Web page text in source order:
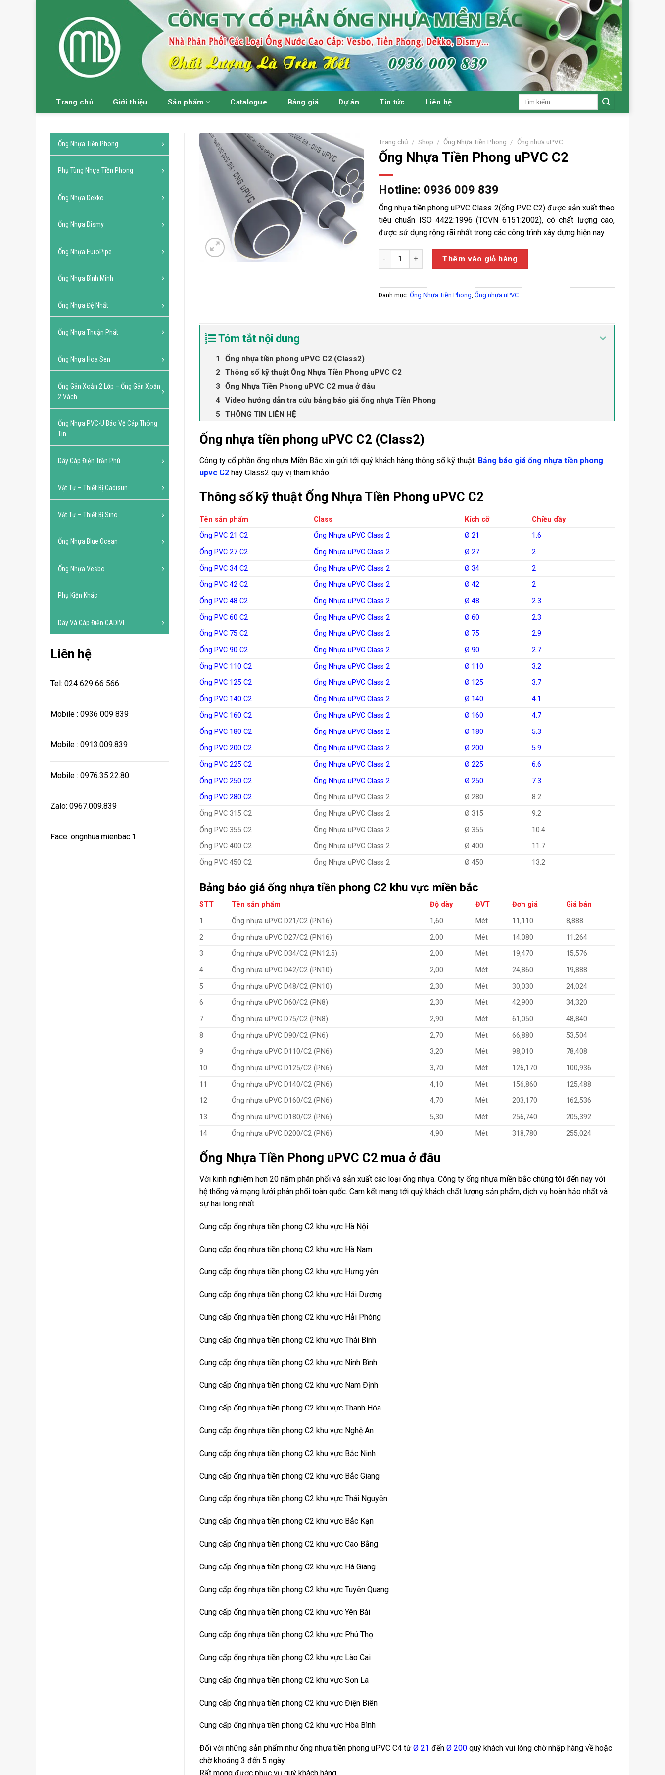
Trang chủ Giới thiệu Sản phẩm Catalogue Bảng giá Dự án Tin tức Liên hệ
Tìm
Ống Nhựa Tiền Phong
Phụ Tùng Nhựa Tiền Phong
Ống Nhựa Dekko
Ống Nhựa Dismy
Ống Nhựa EuroPipe
Ống Nhựa Bình Minh
Ống Nhựa Đệ Nhất
Ống Nhựa Thuận Phát
Ống Nhựa Hoa Sen
Ống Gân Xoắn 2 Lớp – Ống Gân Xoắn
2 Vách
Ống Nhựa PVC-U Bảo Vệ Cáp Thông
Tin
Dây Cáp Điện Trần Phú
Vật Tư – Thiết Bị Cadisun
Vật Tư – Thiết Bị Sino
Ống Nhựa Blue Ocean
Ống Nhựa Vesbo
Phụ Kiện Khác
Dây Và Cáp Điện CADIVI
Liên hệ
Tel: 024 629 66 566
Mobile : 0936 009 839
Mobile : 0913.009.839
Mobile : 0976.35.22.80
Zalo: 0967.009.839
Face: ongnhua.mienbac.1
Trang chủ / Shop / Ống Nhựa Tiền Phong / Ống nhựa uPVC
Ống Nhựa Tiền Phong uPVC C2
Hotline: 0936 009 839
Ống nhựa tiền phong uPVC Class 2(ống PVC C2) được sản xuất theo
tiêu chuẩn ISO 4422:1996 (TCVN 6151:2002), có chất lượng cao,
được sử dụng rộng rãi nhất trong các công trình xây dựng hiện nay.
Ống Nhựa Tiền Phong uPVC C2 số lượng
Thêm vào giỏ hàng
Danh mục:Ống Nhựa Tiền Phong ,Ống nhựa uPVC
Tóm tắt nội dung
Ống nhựa tiền phong uPVC C2 (Class2)
Thông số kỹ thuật Ống Nhựa Tiền Phong uPVC C2
Ống Nhựa Tiền Phong uPVC C2 mua ở đâu
Video hướng dẫn tra cứu bảng báo giá ống nhựa Tiền Phong
THÔNG TIN LIÊN HỆ
Ống nhựa tiền phong uPVC C2 (Class2)
Công ty cổ phần ống nhựa Miền Bắc xin gửi tới quý khách hàng thông số kỹ thuật. Bảng báo giá ống nhựa tiền phong
upvc C2 hay Class2 quý vị tham khảo.
Thông số kỹ thuật Ống Nhựa Tiền Phong uPVC C2
Tên sản phẩm Class Kích cỡ
Chiều dầy
Ống PVC 21 C2
Ống Nhựa uPVC Class 2 Ø 21
1.6
Ống PVC 27 C2
Ống Nhựa uPVC Class 2 Ø 27
2
Ống PVC 34 C2
Ống Nhựa uPVC Class 2 Ø 34
2
Ống PVC 42 C2
Ống Nhựa uPVC Class 2 Ø 42
2
Ống PVC 48 C2
Ống Nhựa uPVC Class 2 Ø 48
2.3
Ống PVC 60 C2
Ống Nhựa uPVC Class 2 Ø 60
2.3
Ống PVC 75 C2
Ống Nhựa uPVC Class 2 Ø 75
2.9
Ống PVC 90 C2
Ống Nhựa uPVC Class 2 Ø 90
2.7
Ống PVC 110 C2
Ống Nhựa uPVC Class 2 Ø 110
3.2
Ống PVC 125 C2
Ống Nhựa uPVC Class 2 Ø 125
3.7
Ống PVC 140 C2
Ống Nhựa uPVC Class 2 Ø 140
4.1
Ống PVC 160 C2
Ống Nhựa uPVC Class 2 Ø 160
4.7
Ống PVC 180 C2
Ống Nhựa uPVC Class 2 Ø 180
5.3
Ống PVC 200 C2
Ống Nhựa uPVC Class 2 Ø 200
5.9
Ống PVC 225 C2
Ống Nhựa uPVC Class 2 Ø 225
6.6
Ống PVC 250 C2
Ống Nhựa uPVC Class 2 Ø 250
7.3
Ống PVC 280 C2
Ống Nhựa uPVC Class 2 Ø 280
8.2
Ống PVC 315 C2
Ống Nhựa uPVC Class 2 Ø 315
9.2
Ống PVC 355 C2
Ống Nhựa uPVC Class 2 Ø 355
10.4
Ống PVC 400 C2
Ống Nhựa uPVC Class 2 Ø 400
11.7
Ống PVC 450 C2
Ống Nhựa uPVC Class 2 Ø 450 13.2
Bảng báo giá ống nhựa tiền phong C2 khu vực miền bắc
STT Tên sản phẩm Độ dày ĐVT Đơn giá
Giá bán
1
Ống nhựa uPVC D21/C2 (PN16) 1,60 Mét 11,110
8,888
2
Ống nhựa uPVC D27/C2 (PN16) 2,00 Mét 14,080
11,264
3
Ống nhựa uPVC D34/C2 (PN12.5) 2,00 Mét 19,470
15,576
4
Ống nhựa uPVC D42/C2 (PN10) 2,00 Mét 24,860
19,888
5
Ống nhựa uPVC D48/C2 (PN10) 2,30 Mét 30,030
24,024
6
Ống nhựa uPVC D60/C2 (PN8) 2,30 Mét 42,900
34,320
7
Ống nhựa uPVC D75/C2 (PN8) 2,90 Mét 61,050
48,840
8
Ống nhựa uPVC D90/C2 (PN6) 2,70 Mét 66,880
53,504
9
Ống nhựa uPVC D110/C2 (PN6) 3,20 Mét 98,010
78,408
10
Ống nhựa uPVC D125/C2 (PN6) 3,70 Mét 126,170
100,936
11
Ống nhựa uPVC D140/C2 (PN6) 4,10 Mét 156,860
125,488
12
Ống nhựa uPVC D160/C2 (PN6) 4,70 Mét 203,170
162,536
13
Ống nhựa uPVC D180/C2 (PN6) 5,30 Mét 256,740
205,392
14
Ống nhựa uPVC D200/C2 (PN6) 4,90 Mét 318,780 255,024
Ống Nhựa Tiền Phong uPVC C2 mua ở đâu
Với kinh nghiệm hơn 20 năm phân phối và sản xuất các loại ống nhựa. Công ty ống nhựa miền bắc chúng tôi đến nay với
hệ thống và mạng lưới phân phối toàn quốc. Cam kết mang tới quý khách chất lượng sản phẩm, dịch vụ hoàn hảo nhất và
sự hài lòng nhất.
Cung cấp ống nhựa tiền phong C2 khu vực Hà Nội
Cung cấp ống nhựa tiền phong C2 khu vực Hà Nam
Cung cấp ống nhựa tiền phong C2 khu vực Hưng yên
Cung cấp ống nhựa tiền phong C2 khu vực Hải Dương
Cung cấp ống nhựa tiền phong C2 khu vực Hải Phòng
Cung cấp ống nhựa tiền phong C2 khu vực Thái Bình
Cung cấp ống nhựa tiền phong C2 khu vực Ninh Bình
Cung cấp ống nhựa tiền phong C2 khu vực Nam Định
Cung cấp ống nhựa tiền phong C2 khu vực Thanh Hóa
Cung cấp ống nhựa tiền phong C2 khu vực Nghệ An
Cung cấp ống nhựa tiền phong C2 khu vực Bắc Ninh
Cung cấp ống nhựa tiền phong C2 khu vực Bắc Giang
Cung cấp ống nhựa tiền phong C2 khu vực Thái Nguyên
Cung cấp ống nhựa tiền phong C2 khu vực Bắc Kạn
Cung cấp ống nhựa tiền phong C2 khu vực Cao Bằng
Cung cấp ống nhựa tiền phong C2 khu vực Hà Giang
Cung cấp ống nhựa tiền phong C2 khu vực Tuyên Quang
Cung cấp ống nhựa tiền phong C2 khu vực Yên Bái
Cung cấp ống nhựa tiền phong C2 khu vực Phú Thọ
Cung cấp ống nhựa tiền phong C2 khu vực Lào Cai
Cung cấp ống nhựa tiền phong C2 khu vực Sơn La
Cung cấp ống nhựa tiền phong C2 khu vực Điện Biên
Cung cấp ống nhựa tiền phong C2 khu vực Hòa Bình
Đối với những sản phẩm như ống nhựa tiền phong uPVC C4 từ Ø 21 đến Ø 200 quý khách vui lòng chờ nhập hàng về hoặc
chờ khoảng 3 đến 5 ngày.
Rất mong được phục vụ quý khách hàng